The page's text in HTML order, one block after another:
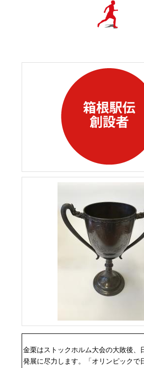
金栗はストックホルム大会の大敗後、
発展に尽力します。「オリンピックで